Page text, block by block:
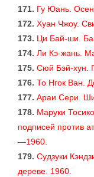
171. Гу Юань.
172. Хуан Чжоу.
173. Ци Бай-ши.
174. Ли Кэ-жань.
175. Сюй Бэй-хун.
176. То Нгок Ван.
177. Араи Сери.
178. Маруки
подписей против
—1960.
179. Судзуки
дереве. 1960.